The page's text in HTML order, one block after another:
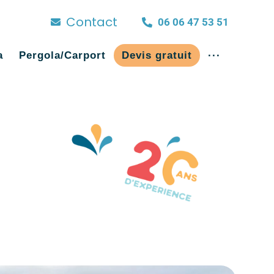
Contact 06 06 47 53 51
Pergola/Carport Devis gratuit ···